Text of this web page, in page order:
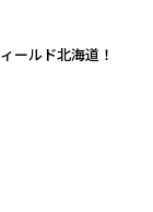
ールド北海道！